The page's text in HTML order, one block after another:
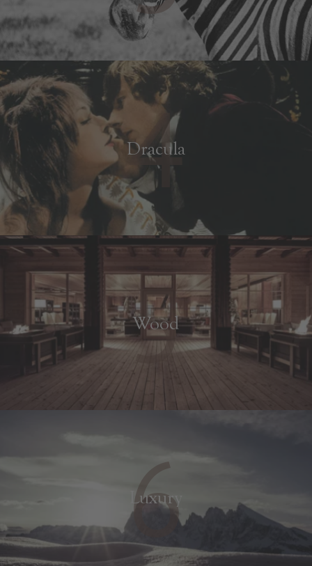
A TUTTI I RESORTS E RETREATS
4
Dracula
5
Wood
6
Luxury